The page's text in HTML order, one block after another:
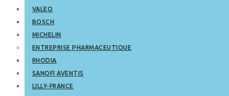
VALEO
BOSCH
MICHELIN
ENTREPRISE PHARMACEUTIQUE
RHODIA
SANOFI AVENTIS
LILLY-FRANCE